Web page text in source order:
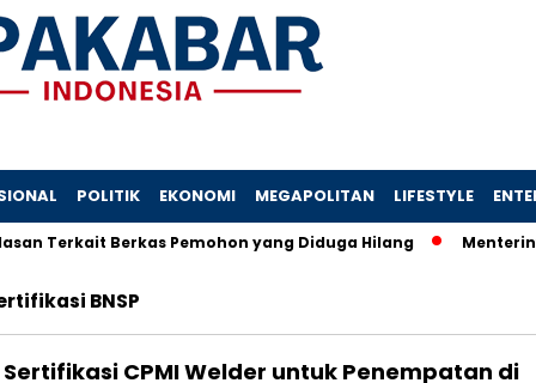
POLITIK EKONOMI MEGAPOLITAN LIFESTYLE
Terkait Berkas Pemohon yang Diduga Hilang Menterinya
BNSP
Sertifikasi CPMI Welder untuk Penempatan di